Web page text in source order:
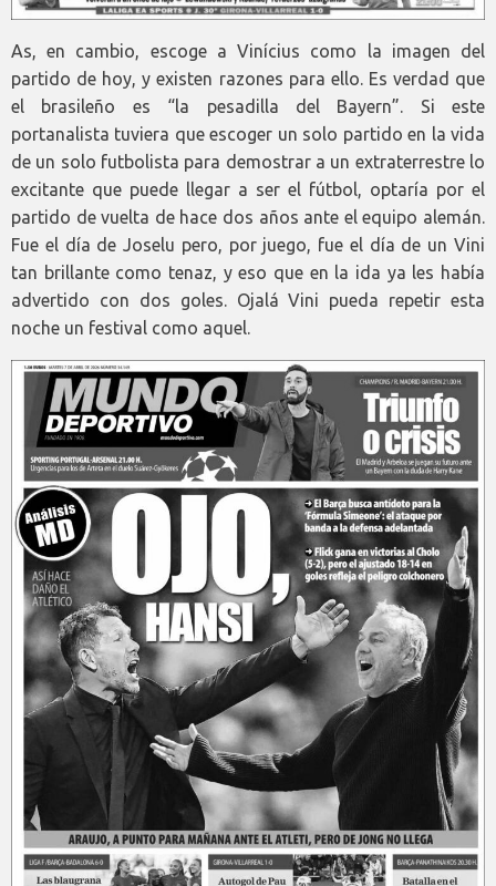
As, en cambio, escoge a Vinícius como la imagen del
partido de hoy, y existen razones para ello. Es verdad que
el brasileño es “la pesadilla del Bayern”. Si este
portanalista tuviera que escoger un solo partido en la vida
de un solo futbolista para demostrar a un extraterrestre lo
excitante que puede llegar a ser el fútbol, optaría por el
partido de vuelta de hace dos años ante el equipo alemán.
Fue el día de Joselu pero, por juego, fue el día de un Vini
tan brillante como tenaz, y eso que en la ida ya les había
advertido con dos goles. Ojalá Vini pueda repetir esta
noche un festival como aquel.